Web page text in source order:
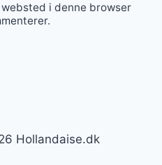
i denne browser
Hollandaise.dk